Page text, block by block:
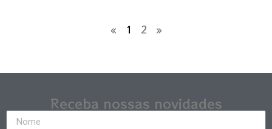
« 1 2 »
Receba nossas novidades